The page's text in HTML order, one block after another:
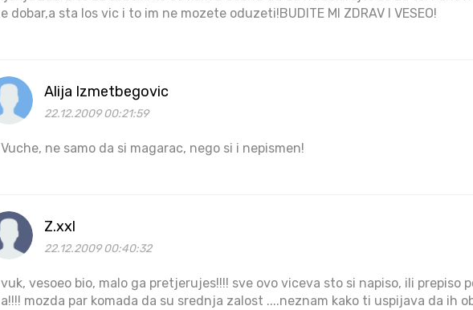
e dobar,a sta los vic i to im ne mozete oduzeti!BUDITE MI ZDRAV I VESEO!
Alija Izmetbegovic
22.12.2009 00:21:59
Vuche, ne samo da si magarac, nego si i nepismen!
Z.xxl
22.12.2009 00:40:32
vuk, vesoeo bio, malo ga pretjerujes!!!! sve ovo viceva sto si napiso, ili prepiso
a!!!! mozda par komada da su srednja zalost ....neznam kako ti uspijava da ih